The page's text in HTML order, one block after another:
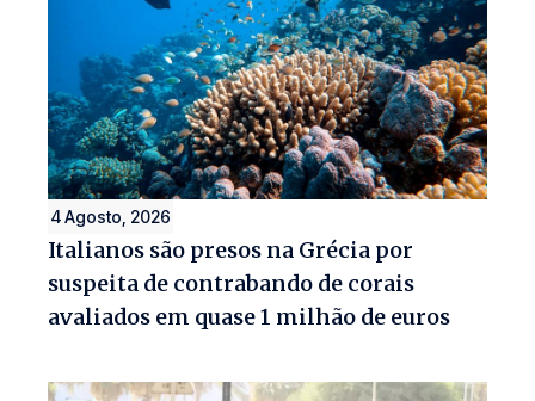
4 Agosto, 2026
Italianos são presos na Grécia por
suspeita de contrabando de corais
avaliados em quase 1 milhão de euros